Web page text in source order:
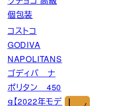
個包装
コストコ
GODIVA
NAPOLITANS
ゴディバ ナ
ポリタン 450
ｇ【2022年モデ